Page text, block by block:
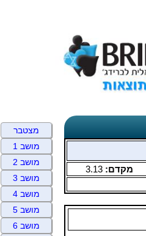
מקדם: 3.13
מצטבר
מושב 1
מושב 2
מושב 3
מושב 4
מושב 5
מושב 6